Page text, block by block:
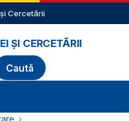
Cercetării
ȘI CERCETĂRII